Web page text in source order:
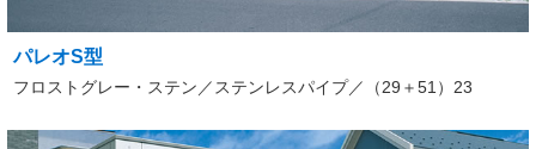
パレオS型
フロストグレー・ステン／ステンレスパイプ／（29＋51）23